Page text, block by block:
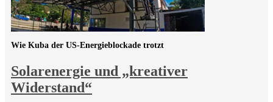
Solarenergie und „kreativer
Widerstand“
Wie Kuba der US-Energieblockade trotzt